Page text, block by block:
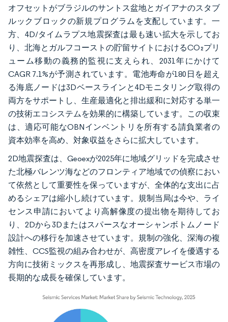
オフセットがブラジルのサントス盆地とガイアナのスタブ
ルックブロックの新規プログラムを支配しています。一
方、4D/タイムラプス地震探査は最も速い拡大を示してお
り、北海とガルフコーストの貯留サイトにおけるCO₂プリ
ューム移動の義務的監視に支えられ、2031年にかけて
CAGR 7.1%が予測されています。電池寿命が180日を超え
る海底ノードは3Dベースラインと4Dモニタリング取得の
両方をサポートし、生産最適化と排出緩和に対応する単一
の技術エコシステムを効果的に構築しています。この収束
は、適応可能なOBNインベントリを所有する請負業者の
資本効率を高め、対象収益をさらに拡大しています。
2D地震探査は、Geoexが2025年に地域グリッドを完成させ
た北極バレンツ海などのフロンティア地域での偵察におい
て依然として重要性を保っていますが、全体的な支出に占
めるシェアは縮小し続けています。規制当局は今や、ライ
センス申請においてより高解像度の提出物を期待してお
り、2Dから3Dまたはスパースなオーシャンボトムノード
設計への移行を加速させています。規制の強化、深海の複
雑性、CCS監視の組み合わせが、高密度アレイを優遇する
方向に技術ミックスを再形成し、地震探査サービス市場の
長期的な成長を確保しています。